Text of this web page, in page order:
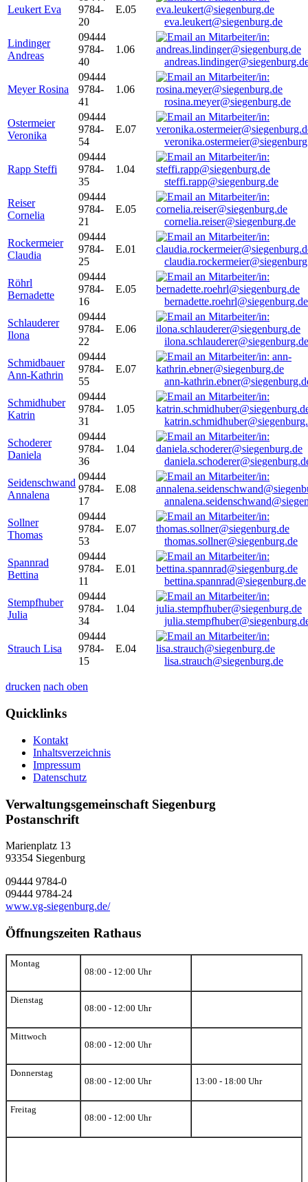
Leukert Eva
9784-
20
E.05
eva.leukert@siegenburg.de
Lindinger
Andreas
09444
9784-
40
1.06
Meyer Rosina
09444
9784-
41
1.06
rosina.meyer@siegenburg.de
Ostermeier
Veronika
09444
9784-
54
E.07
Rapp Steffi
09444
9784-
35
1.04
steffi.rapp@siegenburg.de
Reiser
Cornelia
09444
9784-
21
E.05
cornelia.reiser@siegenburg.de
Rockermeier
Claudia
09444
9784-
25
E.01
Röhrl
Bernadette
09444
9784-
16
E.05
bernadette.roehrl@siegenburg.de
Schlauderer
Ilona
09444
9784-
22
E.06
ilona.schlauderer@siegenburg.de
Schmidbauer
Ann-Kathrin
09444
9784-
55
E.07
ann-
Schmidhuber
Katrin
09444
9784-
31
1.05
Schoderer
Daniela
09444
9784-
36
1.04
Seidenschwand
Annalena
09444
9784-
17
E.08
Sollner
Thomas
09444
9784-
53
E.07
thomas.sollner@siegenburg.de
Spannrad
Bettina
09444
9784-
11
E.01
bettina.spannrad@siegenburg.de
Stempfhuber
Julia
09444
9784-
34
1.04
Strauch Lisa
09444
9784-
15
E.04
lisa.strauch@siegenburg.de
drucken nach oben
Quicklinks
Kontakt
Inhaltsverzeichnis
Impressum
Datenschutz
Verwaltungsgemeinschaft Siegenburg
Postanschrift
Marienplatz 13
93354 Siegenburg
09444 9784-0
09444 9784-24
www.vg-siegenburg.de/
Öffnungszeiten Rathaus
Montag
08:00 - 12:00 Uhr
Dienstag
08:00 - 12:00 Uhr
Mittwoch
08:00 - 12:00 Uhr
Donnerstag
08:00 - 12:00 Uhr
13:00 - 18:00 Uhr
Freitag
08:00 - 12:00 Uhr